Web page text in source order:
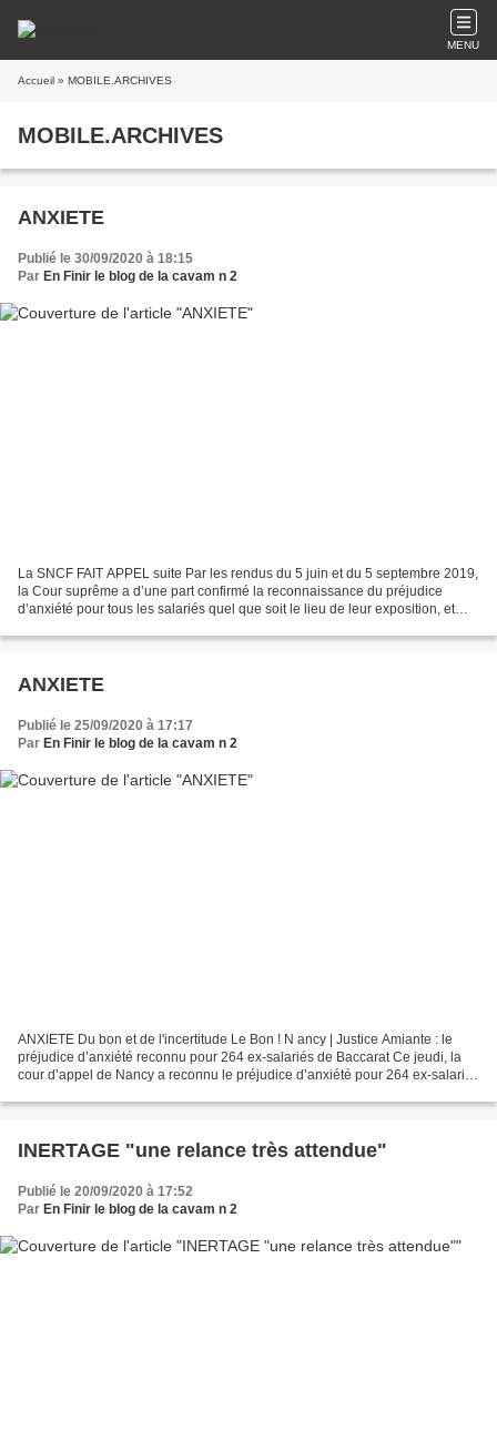
MENU
Accueil » MOBILE.ARCHIVES
MOBILE.ARCHIVES
ANXIETE
Publié le 30/09/2020 à 18:15
Par En Finir le blog de la cavam n 2
La SNCF FAIT APPEL suite Par les rendus du 5 juin et du 5 septembre 2019,
la Cour suprême a d’une part confirmé la reconnaissance du préjudice
d’anxiété pour tous les salariés quel que soit le lieu de leur exposition, et
ANXIETE
Publié le 25/09/2020 à 17:17
Par En Finir le blog de la cavam n 2
ANXIETE Du bon et de l'incertitude Le Bon ! N ancy | Justice Amiante : le
préjudice d’anxiété reconnu pour 264 ex-salariés de Baccarat Ce jeudi, la
cour d’appel de Nancy a reconnu le préjudice d’anxiété pour 264 ex-salariés
INERTAGE "une relance très attendue"
Publié le 20/09/2020 à 17:52
Par En Finir le blog de la cavam n 2